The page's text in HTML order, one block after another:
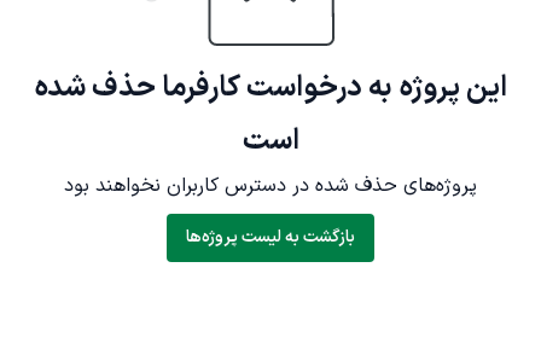
این پروژه به درخواست کارفرما حذف شده
است
پروژه‌های حذف شده در دسترس کاربران نخواهند بود
بازگشت به لیست پروژه‌ها